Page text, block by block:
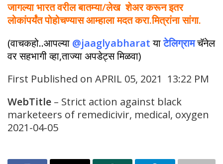
जागल्या भारत वरील बातम्या/लेख शेअर करून इतर
लोकांपर्यंत पोहोचण्यास आम्हाला मदत करा.मित्रांना सांगा.
(वाचकहो..आपल्या @jaaglyabharat याटेलिग्रामचॅनेल
वर सहभागी व्हा,ताज्या अपडेट्स मिळवा)
First Published on APRIL 05, 2021 13:22 PM
WebTitle – Strict action against black
marketeers of remedicivir, medical, oxygen
2021-04-05